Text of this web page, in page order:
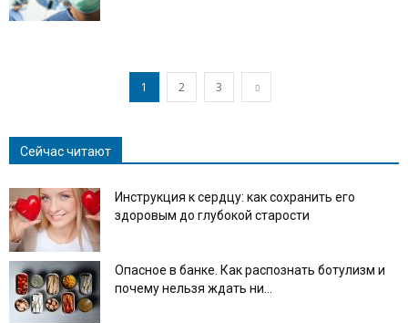
1 2 3
Сейчас читают
Инструкция к сердцу: как сохранить его
здоровым до глубокой старости
Опасное в банке. Как распознать ботулизм и
почему нельзя ждать ни...